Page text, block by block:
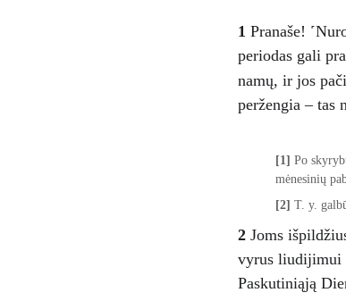
1 Pranaše!
periodas gali
namų, ir jos
peržengia – tas
[1] Po
mėnesinių
[2] T. y.
2 Joms
vyrus liudijimui
Paskutiniąją